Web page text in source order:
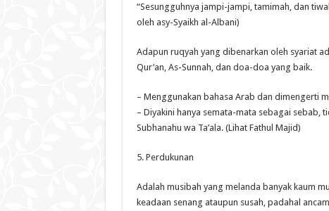
“Sesungguhnya jampi-jampi, tamimah, dan
oleh asy-Syaikh al-Albani)
Adapun ruqyah yang dibenarkan oleh syariat
Qur’an, As-Sunnah, dan doa-doa yang baik.
– Menggunakan bahasa Arab dan dimengerti
– Diyakini hanya semata-mata sebagai sebab,
Subhanahu wa Ta’ala. (Lihat Fathul Majid)
5. Perdukunan
Adalah musibah yang melanda banyak kaum
keadaan senang ataupun susah, padahal